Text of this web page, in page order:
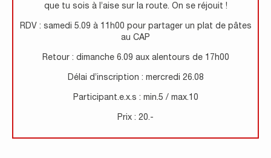
que tu sois à l’aise sur la route. On se réjouit !
RDV : samedi 5.09 à 11h00 pour partager un plat de pâtes
au CAP
Retour : dimanche 6.09 aux alentours de 17h00
Délai d’inscription : mercredi 26.08
Participant.e.x.s : min.5 / max.10
Prix : 20.-